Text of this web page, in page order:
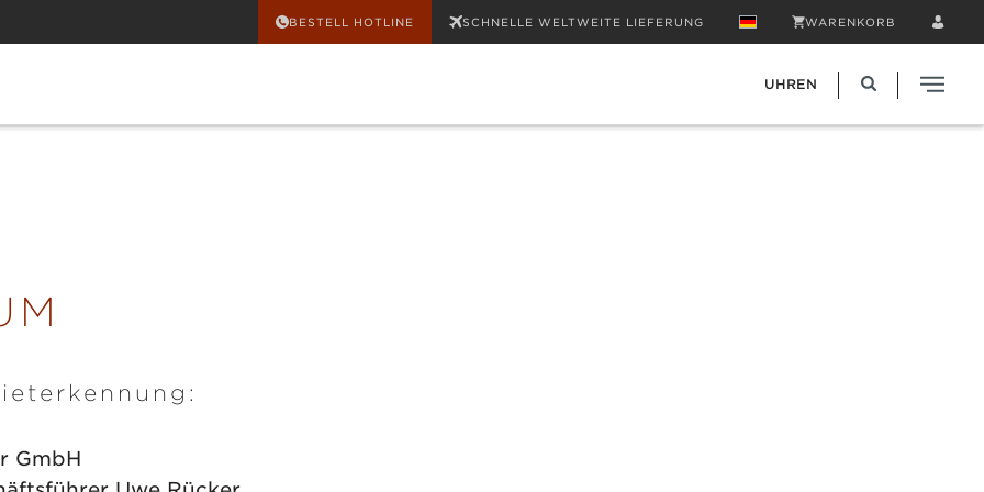
BESTELL HOTLINE SCHNELLE WELTWEITE LIEFERUNG WARENKORB
UHREN
GmbH